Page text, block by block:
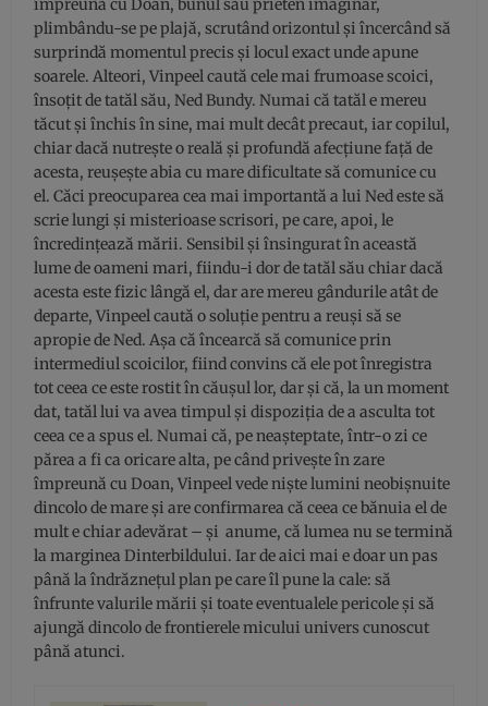
împreună cu Doan, bunul său prieten imaginar,
plimbându-se pe plajă, scrutând orizontul și încercând să
surprindă momentul precis și locul exact unde apune
soarele. Alteori, Vinpeel caută cele mai frumoase scoici,
însoțit de tatăl său, Ned Bundy. Numai că tatăl e mereu
tăcut și închis în sine, mai mult decât precaut, iar copilul,
chiar dacă nutrește o reală și profundă afecțiune față de
acesta, reușește abia cu mare dificultate să comunice cu
el. Căci preocuparea cea mai importantă a lui Ned este să
scrie lungi și misterioase scrisori, pe care, apoi, le
încredințează mării. Sensibil și însingurat în această
lume de oameni mari, fiindu-i dor de tatăl său chiar dacă
acesta este fizic lângă el, dar are mereu gândurile atât de
departe, Vinpeel caută o soluție pentru a reuși să se
apropie de Ned. Așa că încearcă să comunice prin
intermediul scoicilor, fiind convins că ele pot înregistra
tot ceea ce este rostit în căușul lor, dar și că, la un moment
dat, tatăl lui va avea timpul și dispoziția de a asculta tot
ceea ce a spus el. Numai că, pe neașteptate, într-o zi ce
părea a fi ca oricare alta, pe când privește în zare
împreună cu Doan, Vinpeel vede niște lumini neobișnuite
dincolo de mare și are confirmarea că ceea ce bănuia el de
mult e chiar adevărat – și anume, că lumea nu se termină
la marginea Dinterbildului. Iar de aici mai e doar un pas
până la îndrăznețul plan pe care îl pune la cale: să
înfrunte valurile mării și toate eventualele pericole și să
ajungă dincolo de frontierele micului univers cunoscut
până atunci.